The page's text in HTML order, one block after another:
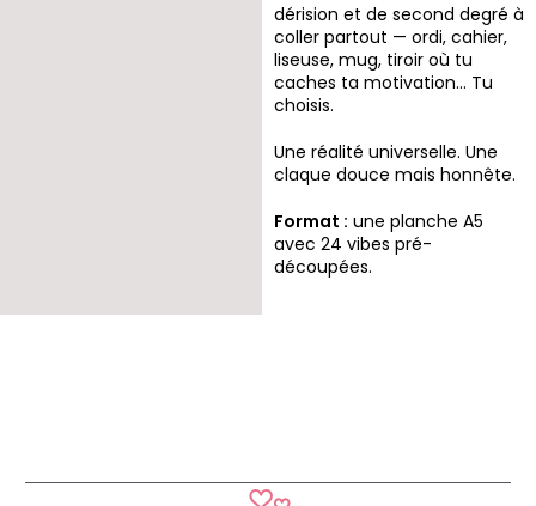
dérision et de second degré à
coller partout — ordi, cahier,
liseuse, mug, tiroir où tu
caches ta motivation… Tu
choisis.
Une réalité universelle. Une
claque douce mais honnête.
Format : une planche A5
avec 24 vibes pré-
découpées.